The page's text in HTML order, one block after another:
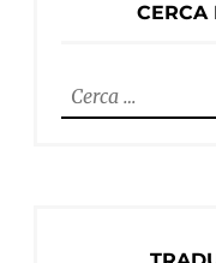
CERCA
Ricerca
per: